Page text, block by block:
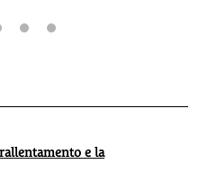
e la